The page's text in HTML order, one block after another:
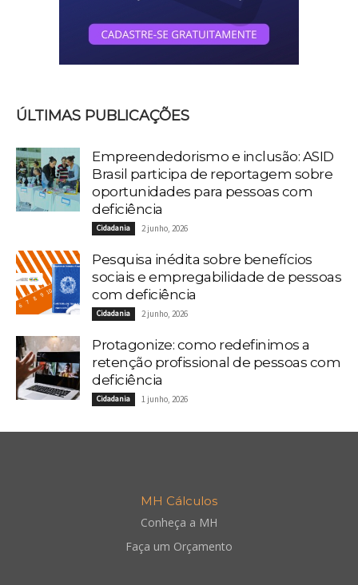
ÚLTIMAS PUBLICAÇÕES
Empreendedorismo e inclusão: ASID
Brasil participa de reportagem sobre
oportunidades para pessoas com
deficiência
Cidadania 2 junho, 2026
Pesquisa inédita sobre benefícios
sociais e empregabilidade de pessoas
com deficiência
Cidadania 2 junho, 2026
Protagonize: como redefinimos a
retenção profissional de pessoas com
deficiência
Cidadania 1 junho, 2026
MH Cálculos
Conheça a MH
Faça um Orçamento